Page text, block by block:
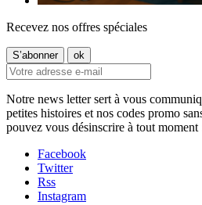
Recevez nos offres spéciales
Notre news letter sert à vous
petites histoires et nos codes promo
pouvez vous désinscrire à tout moment
Facebook
Twitter
Rss
Instagram